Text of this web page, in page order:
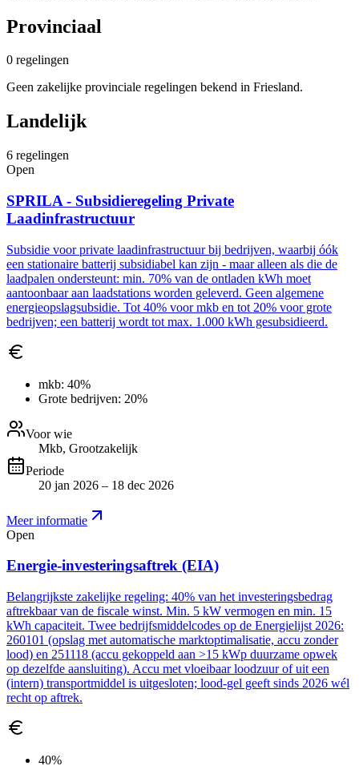
Provinciaal
0 regelingen
Geen zakelijke provinciale regelingen bekend in Friesland.
Landelijk
6 regelingen
Open
SPRILA - Subsidieregeling Private
Laadinfrastructuur
Subsidie voor private laadinfrastructuur bij bedrijven, waarbij óók
een stationaire batterij subsidiabel kan zijn - maar alleen als die de
laadpalen ondersteunt: min. 70% van de ontladen kWh moet
aantoonbaar aan laadstations worden geleverd. Geen algemene
energieopslagsubsidie. Tot 40% voor mkb en tot 20% voor grote
bedrijven; een batterij wordt tot max. 1.000 kWh gesubsidieerd.
mkb: 40%
Grote bedrijven: 20%
Voor wie
Mkb, Grootzakelijk
Periode
20 jan 2026 – 18 dec 2026
Meer informatie
Open
Energie-investeringsaftrek (EIA)
Belangrijkste zakelijke regeling: 40% van het investeringsbedrag
aftrekbaar van de fiscale winst. Min. 5 kW vermogen en min. 15
kWh capaciteit. Twee bedrijfsmiddelcodes op de Energielijst 2026:
260101 (opslag met automatische marktoptimalisatie, accu zonder
lood) en 251118 (accu gekoppeld aan >15 kWp duurzame opwek
op dezelfde aansluiting). Accu met vloeibaar loodzuur of uit een
(intern) transportmiddel is uitgesloten; lood-gel geeft sinds 2026 wél
recht op aftrek.
40%